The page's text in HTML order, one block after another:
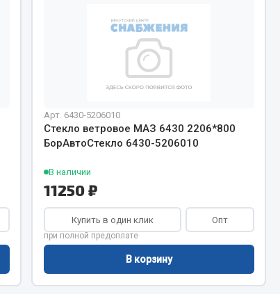
Весь раздел
Запчасти HOWO
Двигатель
Подвеска
Система выпуска газа
Система охлаждения
Сцепление
Показать ещё
Арт. 6430-5206010
Стекло ветровое МАЗ 6430 2206*800
БорАвтоСтекло 6430-5206010
В наличии
11250 ₽
Купить в один клик Опт
при полной предоплате
В корзину